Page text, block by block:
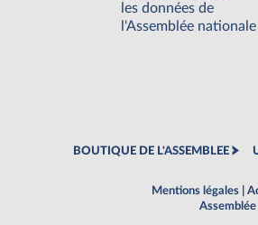
les données de
l'Assemblée nationale
BOUTIQUE DE L'ASSEMBLEE
Mentions légales